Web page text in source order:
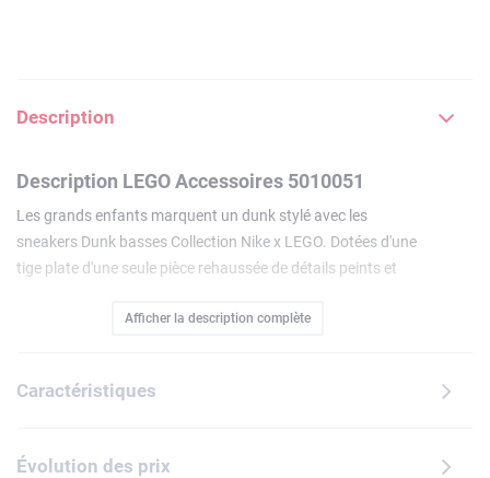
Description
Description LEGO Accessoires 5010051
Les grands enfants marquent un dunk stylé avec les
sneakers Dunk basses Collection Nike x LEGO. Dotées d'une
tige plate d'une seule pièce rehaussée de détails peints et
modèle jaune lumineux encourage les garçons et les filles à
sneakers orné d'un écusson LEGO cousu sur la languette et
de sport à afficher leur passion pour cette collab'.
Afficher la description complète
Caractéristiques
Évolution des prix